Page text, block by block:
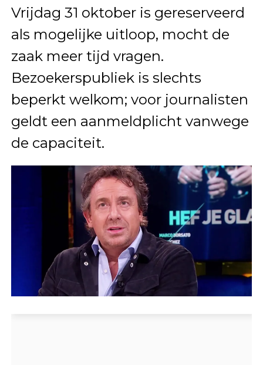
Vrijdag 31 oktober is gereserveerd
als mogelijke uitloop, mocht de
zaak meer tijd vragen.
Bezoekerspubliek is slechts
beperkt welkom; voor journalisten
geldt een aanmeldplicht vanwege
de capaciteit.